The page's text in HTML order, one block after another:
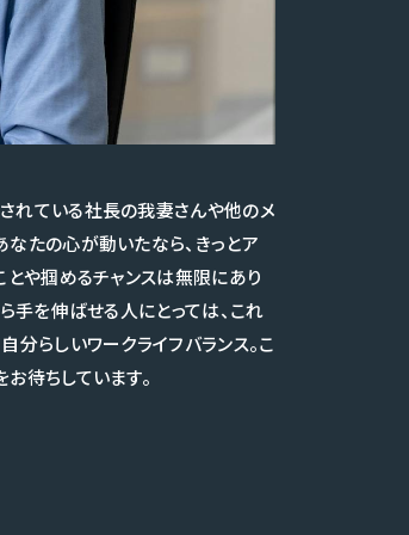
れている社長の我妻さんや他のメ
たの心が動いたなら、きっとア
とや掴めるチャンスは無限にあり
手を伸ばせる人にとっては、これ
らしいワークライフバランス。こ
待ちしています。